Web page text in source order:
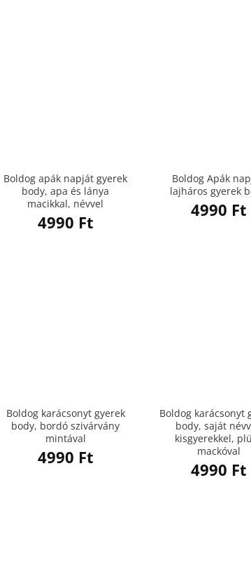
Boldog apák napját gyerek
body, apa és lánya
macikkal, névvel
4990 Ft
Boldog Apák
lajháros gyerek
4990 Ft
Boldog karácsonyt gyerek
body, bordó szivárvány
mintával
4990 Ft
Boldog karácsonyt
body, saját
kisgyerekkel,
mackóval
4990 Ft